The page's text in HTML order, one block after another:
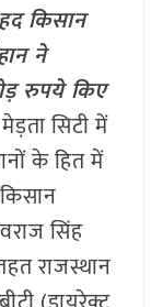
किसान
ने
रुपये किए
सिटी में
के हित में
सिंह
राजस्थान